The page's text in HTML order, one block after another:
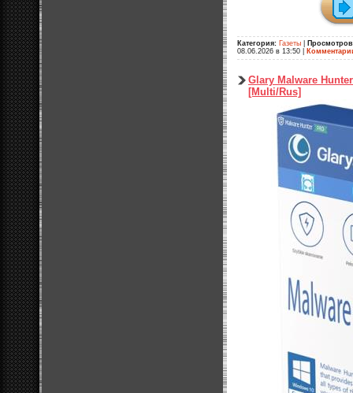
Категория: Газеты
08.06.2026 в 13:50
Glary Malware
[Multi/Rus]